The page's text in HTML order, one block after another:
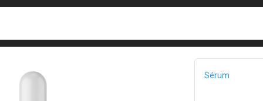
Sérum